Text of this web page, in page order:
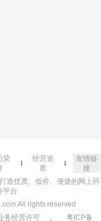
荣
经营资
质
友情链
接
造优质、低价、便捷的网上药
平台
All rights reserved
务经营许可 粤ICP备